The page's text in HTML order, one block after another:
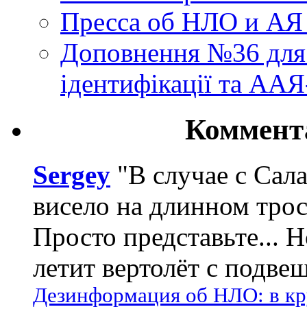
Пресса об НЛО и
Доповнення №36
ідентифікації та
Sergey "В случае с
висело на длинном
Просто представьте...
летит вертолёт с
Дезинформация об НЛО: в